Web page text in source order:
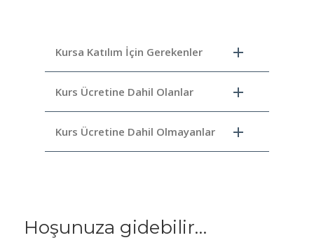
Kursa Katılım İçin Gerekenler
Kurs Ücretine Dahil Olanlar
Kurs Ücretine Dahil Olmayanlar
Hoşunuza gidebilir…